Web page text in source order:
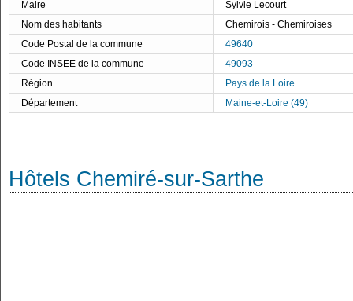
Maire
Sylvie Lecourt
Nom des habitants
Chemirois - Chemiroises
Code Postal de la commune
49640
Code INSEE de la commune
49093
Région
Pays de la Loire
Département
Maine-et-Loire (49)
Hôtels Chemiré-sur-Sarthe